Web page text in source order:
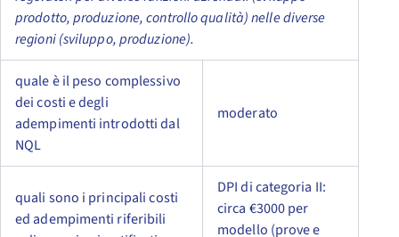
prodotto, produzione, controllo qualità) nelle diverse
regioni (sviluppo, produzione).
quale è il peso complessivo
dei costi e degli
adempimenti introdotti dal
NQL
moderato
quali sono i principali costi
ed adempimenti riferibili
DPI di categoria II:
circa €3000 per
modello (prove e